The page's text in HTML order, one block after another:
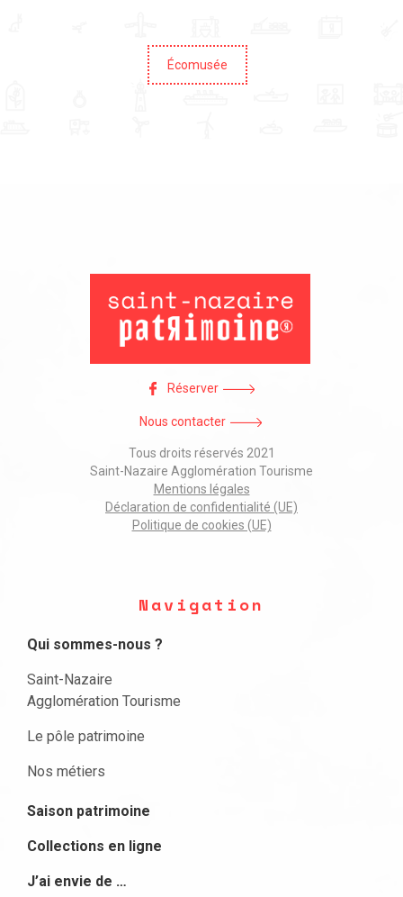
Écomusée
Réserver
Nous contacter
Tous droits réservés 2021
Saint-Nazaire Agglomération Tourisme
Mentions légales
Déclaration de confidentialité (UE)
Politique de cookies (UE)
Navigation
Qui sommes-nous ?
Saint-Nazaire
Agglomération Tourisme
Le pôle patrimoine
Nos métiers
Saison patrimoine
Collections en ligne
J’ai envie de …